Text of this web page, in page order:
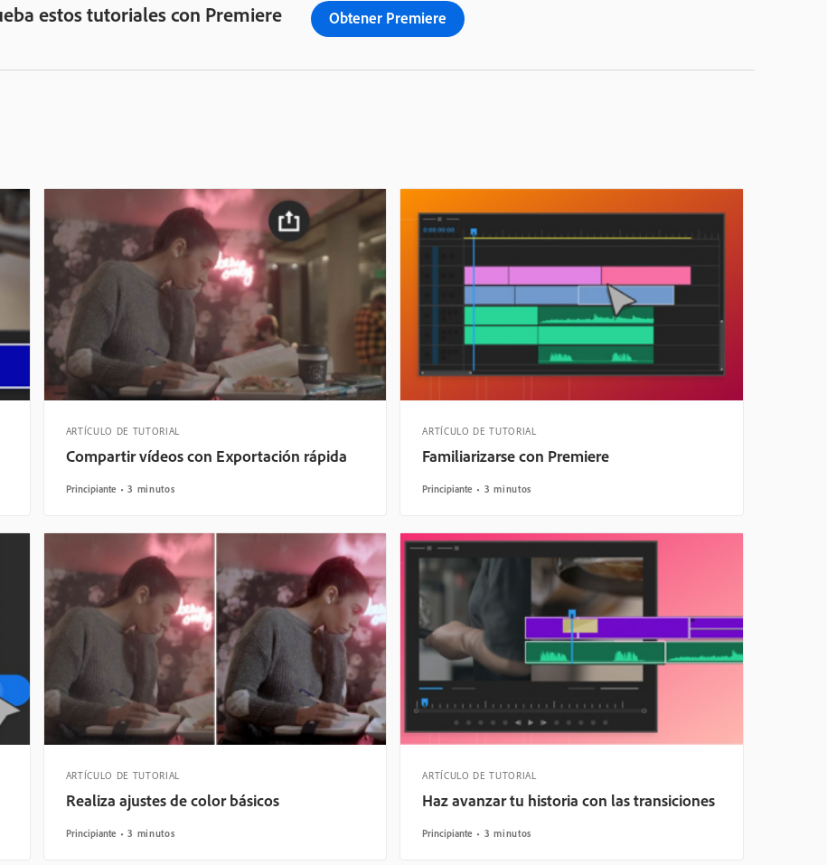
estos tutoriales con Premiere Obtener Premiere
ARTÍCULO DE TUTORIAL
Compartir vídeos con Exportación rápida
Principiante 3 minutos
ARTÍCULO DE TUTORIAL
Familiarizarse con Premiere
Principiante 3 minutos
ARTÍCULO DE TUTORIAL
Realiza ajustes de color básicos
Principiante 3 minutos
ARTÍCULO DE TUTORIAL
Haz avanzar tu historia con las transiciones
Principiante 3 minutos